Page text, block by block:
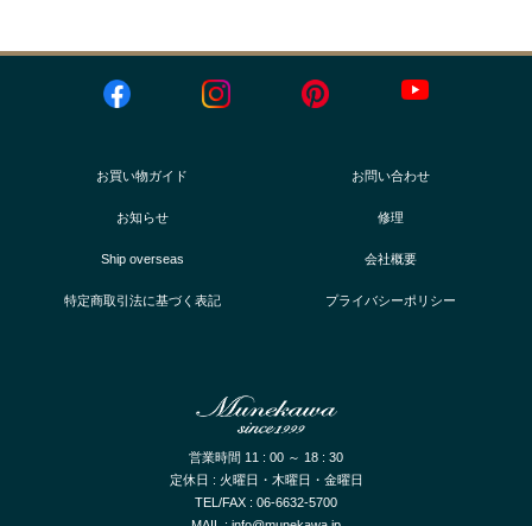
お買い物ガイド お問い合わせ
お知らせ 修理
Ship overseas 会社概要
特定商取引法に基づく表記 プライバシーポリシー
営業時間 11 : 00 ～ 18 : 30
定休日 : 火曜日・木曜日・金曜日
TEL/FAX : 06-6632-5700